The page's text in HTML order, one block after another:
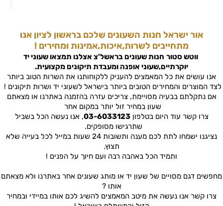
אור ישראל חנות השעונים שלכם בראשון לציון אנו
מתחייבים לשרות,איכות,אמינות ומחירים !
ווטש סטור חנות שעונים בראשל'צ אצלנו תמצאו שעוני יד
יוקרתיים,שעוני אופנה ומעבדת תיקונים מקצועית.
אנו עושים את כל המאמצים להעניק ללקוחותנו את השרות הטוב ביותר
לצד המוצרים והמחירים הטובים ביותר בישראל לשעוני יד ושרות תיקונים !
אם נתקלתם בבעיה מסויימת, צריכים עזרה בהזמנה באתרנו או מצאתם
שעון במחיר זול יותר במקום אחר
צרו קשר עוד היום בטלפון03-6033123, אנו נעשה הכל בשביל
שתרגישו מסופקים.
נציגנו ישמחו לתת לכם מענה ותשובות 24 שעות במייל לכל בעייה שלא
תצוץ.
ותמיד הכל באהבה רבה ועם חיוך על הפנים !
מחפשים דגם מסויים של שעון יד או מותג שעונים אחר באתרנו ולא מצאתם
אותו ?
צרו קשר אנו נעשה את מיטב המאמצים להשיג לכם אותו במיידי ובמחיר